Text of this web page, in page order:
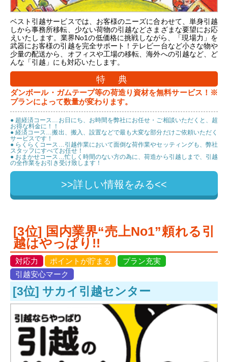
ベスト引越サービスでは、お客様のニーズに合わせて、単身引越
しから事務所移転、少ない荷物の引越などさまざまな要望にお応
えいたします。業界No1の低価格に挑戦しながら、「現場力」を
武器にお客様の引越を完全サポート！テレビ一台など小さな物や
少量の配送から、オフィスや工場の移転、海外への引越など、ど
んな「引越」にも対応いたします。
特 典
ダンボール・ガムテープ等の荷造り資材を無料サービス！※
プランによって数量が変わります。
● 超経済コース…お日にち、お時間を弊社にお任せ・ご相談いただくと、超
お得な料金に！！
● 経済コース…搬出、搬入、設置などで最も大変な部分だけご依頼いただく
サービスです！
● らくらくコース…引越作業において面倒な荷作業やセッティングも、弊社
スタッフにすべてお任せ！
● おまかせコース…忙しく時間のない方の為に、荷造から引越しまで、引越
の全作業をお引き受け致します！
>>詳しい情報をみる<<
[3位] 国内業界“売上No1”頼れる引
越はやっぱり!!
対応力 ポイントが貯まる
プラン充実
引越安心マーク
[3位] サカイ引越センター